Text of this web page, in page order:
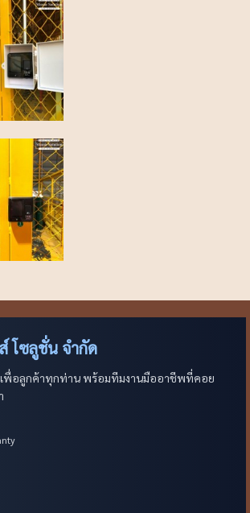
โซลูชั่น จำกัด
เพื่อลูกค้าทุกท่าน พร้อมทีมงานมืออาชีพที่คอย